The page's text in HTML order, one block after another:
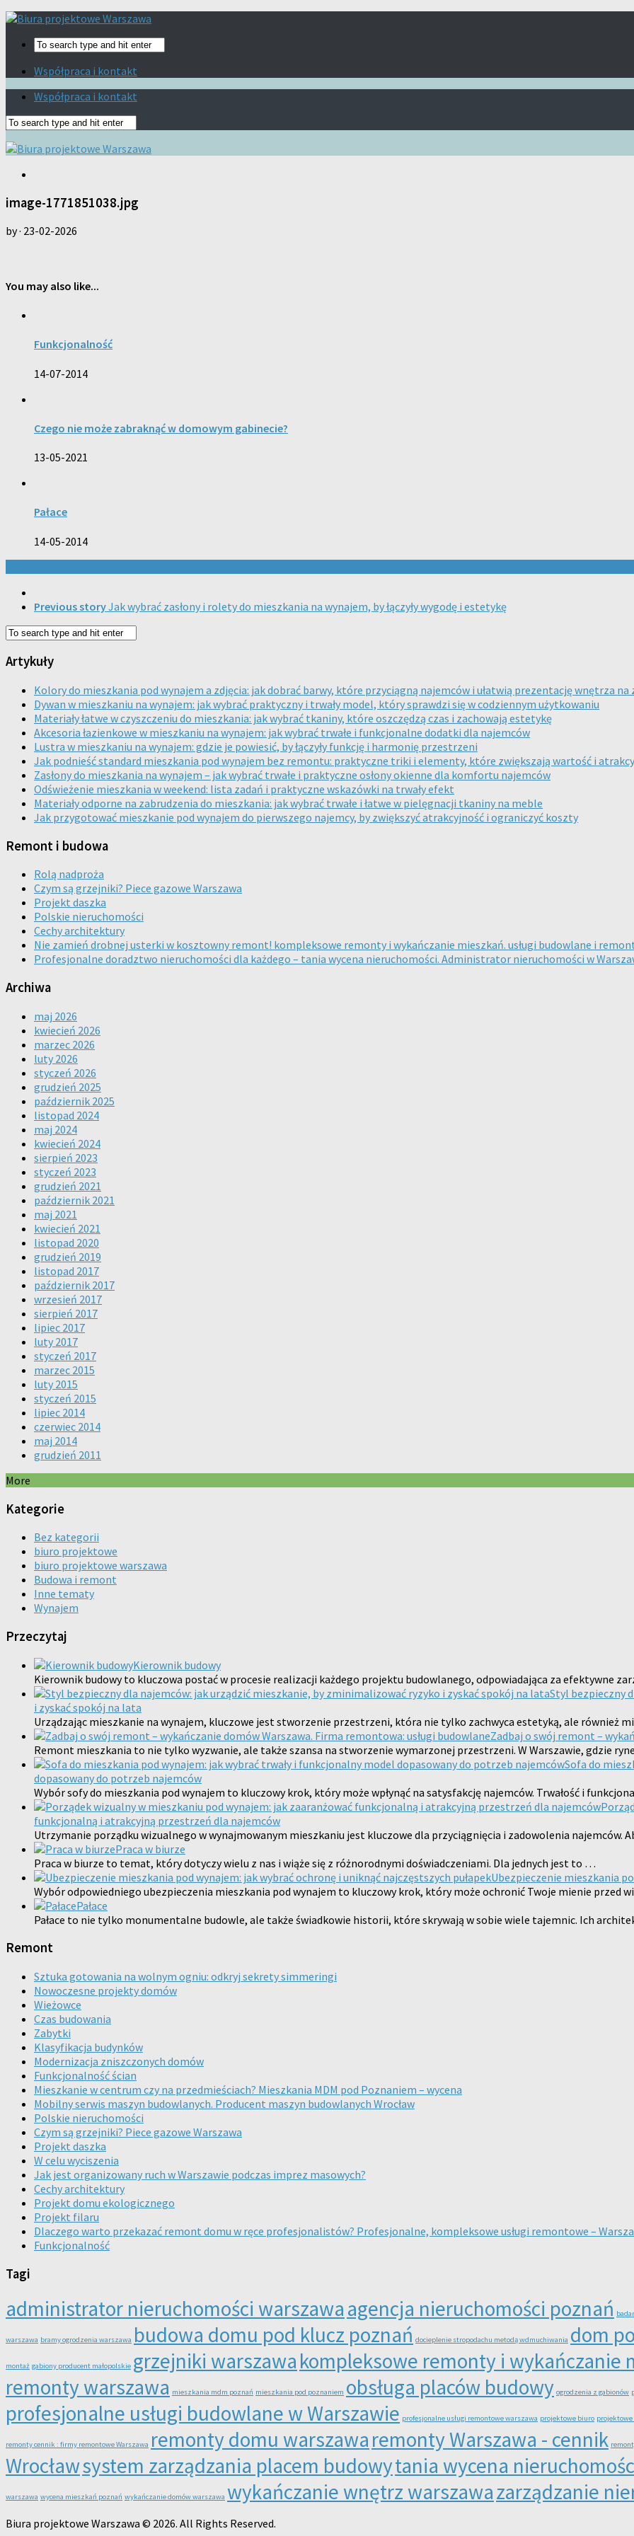
Współpraca i kontakt
Współpraca i kontakt
image-1771851038.jpg
by· 23-02-2026
You may also like...
Funkcjonalność
14-07-2014
Czego nie może zabraknąć w domowym gabinecie?
13-05-2021
Pałace
14-05-2014
Previous storyJak wybrać zasłony i rolety do mieszkania na wynajem, by łączyły wygodę i estetykę
Artykuły
Kolory do mieszkania pod wynajem a zdjęcia: jak dobrać barwy, które przyciągną najemców i ułatwią prezentację wnętrza na
Dywan w mieszkaniu na wynajem: jak wybrać praktyczny i trwały model, który sprawdzi się w codziennym użytkowaniu
Materiały łatwe w czyszczeniu do mieszkania: jak wybrać tkaniny, które oszczędzą czas i zachowają estetykę
Akcesoria łazienkowe w mieszkaniu na wynajem: jak wybrać trwałe i funkcjonalne dodatki dla najemców
Lustra w mieszkaniu na wynajem: gdzie je powiesić, by łączyły funkcję i harmonię przestrzeni
Jak podnieść standard mieszkania pod wynajem bez remontu: praktyczne triki i elementy, które zwiększają wartość i
Zasłony do mieszkania na wynajem – jak wybrać trwałe i praktyczne osłony okienne dla komfortu najemców
Odświeżenie mieszkania w weekend: lista zadań i praktyczne wskazówki na trwały efekt
Materiały odporne na zabrudzenia do mieszkania: jak wybrać trwałe i łatwe w pielęgnacji tkaniny na meble
Jak przygotować mieszkanie pod wynajem do pierwszego najemcy, by zwiększyć atrakcyjność i ograniczyć koszty
Remont i budowa
Rolą nadproża
Czym są grzejniki? Piece gazowe Warszawa
Projekt daszka
Polskie nieruchomości
Cechy architektury
Nie zamień drobnej usterki w kosztowny remont! kompleksowe remonty i wykańczanie mieszkań. usługi budowlane i
Profesjonalne doradztwo nieruchomości dla każdego – tania wycena nieruchomości. Administrator nieruchomości w
Archiwa
maj 2026
kwiecień 2026
marzec 2026
luty 2026
styczeń 2026
grudzień 2025
październik 2025
listopad 2024
maj 2024
kwiecień 2024
sierpień 2023
styczeń 2023
grudzień 2021
październik 2021
maj 2021
kwiecień 2021
listopad 2020
grudzień 2019
listopad 2017
październik 2017
wrzesień 2017
sierpień 2017
lipiec 2017
luty 2017
styczeń 2017
marzec 2015
luty 2015
styczeń 2015
lipiec 2014
czerwiec 2014
maj 2014
grudzień 2011
More
Kategorie
Bez kategorii
biuro projektowe
biuro projektowe warszawa
Budowa i remont
Inne tematy
Wynajem
Przeczytaj
Kierownik budowy
Kierownik budowy to kluczowa postać w procesie realizacji każdego projektu budowlanego, odpowiadająca za efektywne
Styl bezpieczny
i zyskać spokój na lata
Urządzając mieszkanie na wynajem, kluczowe jest stworzenie przestrzeni, która nie tylko zachwyca estetyką, ale również
Zadbaj o swój remont –
Remont mieszkania to nie tylko wyzwanie, ale także szansa na stworzenie wymarzonej przestrzeni. W Warszawie, gdzie
Sofa do
dopasowany do potrzeb najemców
Wybór sofy do mieszkania pod wynajem to kluczowy krok, który może wpłynąć na satysfakcję najemców. Trwałość i
funkcjonalną i atrakcyjną przestrzeń dla najemców
Utrzymanie porządku wizualnego w wynajmowanym mieszkaniu jest kluczowe dla przyciągnięcia i zadowolenia
Praca w biurze
Praca w biurze to temat, który dotyczy wielu z nas i wiąże się z różnorodnymi doświadczeniami. Dla jednych jest to …
Ubezpieczenie mieszkania
Wybór odpowiedniego ubezpieczenia mieszkania pod wynajem to kluczowy krok, który może ochronić Twoje mienie przed
Pałace
Pałace to nie tylko monumentalne budowle, ale także świadkowie historii, które skrywają w sobie wiele tajemnic. Ich
Remont
Sztuka gotowania na wolnym ogniu: odkryj sekrety simmeringi
Nowoczesne projekty domów
Wieżowce
Czas budowania
Zabytki
Klasyfikacja budynków
Modernizacja zniszczonych domów
Funkcjonalność ścian
Mieszkanie w centrum czy na przedmieściach? Mieszkania MDM pod Poznaniem – wycena
Mobilny serwis maszyn budowlanych. Producent maszyn budowlanych Wrocław
Polskie nieruchomości
Czym są grzejniki? Piece gazowe Warszawa
Projekt daszka
W celu wyciszenia
Jak jest organizowany ruch w Warszawie podczas imprez masowych?
Cechy architektury
Projekt domu ekologicznego
Projekt filaru
Dlaczego warto przekazać remont domu w ręce profesjonalistów? Profesjonalne, kompleksowe usługi remontowe –
Funkcjonalność
Tagi
administrator nieruchomości warszawaagencja nieruchomości poznań
warszawa bramy ogrodzenia warszawa budowa domu pod klucz poznań docieplenie stropodachu metodą wdmuchiwania dom
montaż gabiony producent małopolskie grzejniki warszawakompleksowe remonty i wykańczanie
remonty warszawa mieszkania mdm poznań mieszkania pod poznaniem obsługa placów budowy ogrodzenia z gabionów
profesjonalne usługi budowlane w Warszawie profesjonalne usługi remontowe warszawa projektowe biuro
remonty cennik : firmy remontowe Warszawa remonty domu warszawaremonty Warszawa - cennik
Wrocławsystem zarządzania placem budowytania wycena
warszawa wycena mieszkań poznań wykańczanie domów warszawa wykańczanie wnętrz warszawazarządzanie
Biura projektowe Warszawa © 2026. All Rights Reserved.